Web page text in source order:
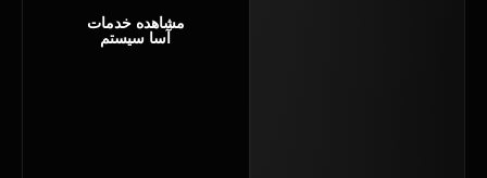
مشاهده خدمات
آسا سیستم